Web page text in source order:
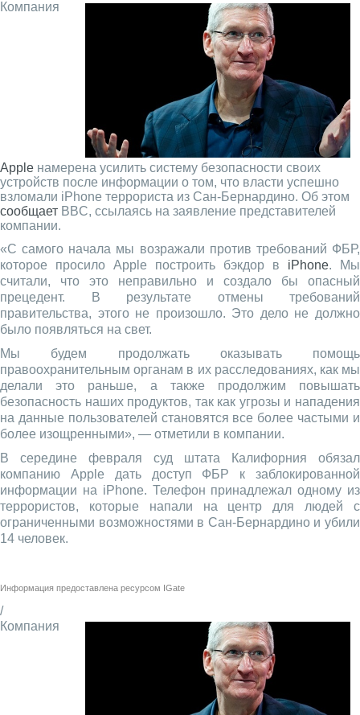
Компания
Apple намерена усилить систему безопасности своих
устройств после информации о том, что власти успешно
взломали iPhone террориста из Сан-Бернардино. Об этом
сообщает BBC, ссылаясь на заявление представителей
компании.
«С самого начала мы возражали против требований ФБР,
которое просило Apple построить бэкдор в iPhone. Мы
считали, что это неправильно и создало бы опасный
прецедент. В результате отмены требований
правительства, этого не произошло. Это дело не должно
было появляться на свет.
Мы будем продолжать оказывать помощь
правоохранительным органам в их расследованиях, как мы
делали это раньше, а также продолжим повышать
безопасность наших продуктов, так как угрозы и нападения
на данные пользователей становятся все более частыми и
более изощренными», — отметили в компании.
В середине февраля суд штата Калифорния обязал
компанию Apple дать доступ ФБР к заблокированной
информации на iPhone. Телефон принадлежал одному из
террористов, которые напали на центр для людей с
ограниченными возможностями в Сан-Бернардино и убили
14 человек.
Информация предоставлена ресурсом IGate
/
Компания